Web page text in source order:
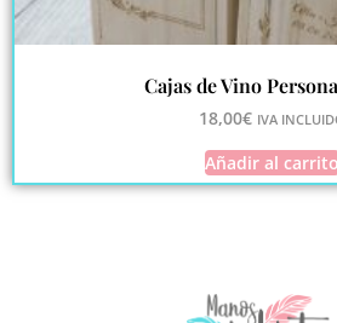
Cajas de Vino
18,00€ IVA
Añadir al carrito